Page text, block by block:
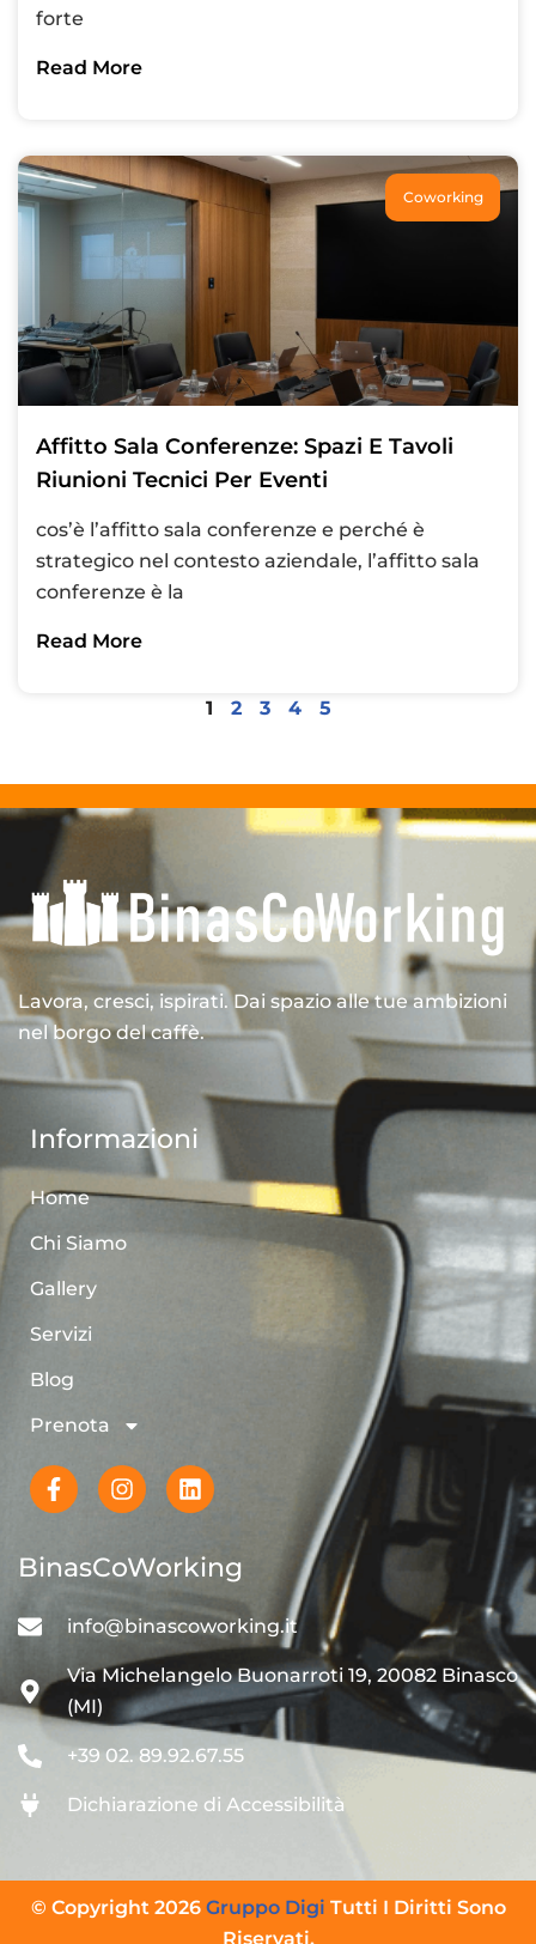
forte
Read More
Coworking
Affitto Sala Conferenze: Spazi E Tavoli
Riunioni Tecnici Per Eventi
cos’è l’affitto sala conferenze e perché è
strategico nel contesto aziendale, l’affitto sala
conferenze è la
Read More
1 2 3 4 5
Lavora, cresci, ispirati. Dai spazio alle tue ambizioni
nel borgo del caffè.
Informazioni
Home
Chi Siamo
Gallery
Servizi
Blog
Prenota
BinasCoWorking
info@binascoworking.it
Via Michelangelo Buonarroti 19, 20082 Binasco
(MI)
+39 02. 89.92.67.55
Dichiarazione di Accessibilità
© Copyright 2026 Gruppo Digi Tutti I Diritti Sono
Riservati.